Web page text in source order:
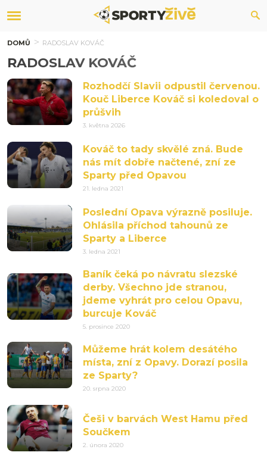
DOMŮ RADOSLAV KOVÁČ
RADOSLAV KOVÁČ
Rozhodčí Slavii odpustil červenou.
Kouč Liberce Kováč si koledoval o
průšvih
3. května 2026
Kováč to tady skvělé zná. Bude
nás mít dobře načtené, zní ze
Sparty před Opavou
21. ledna 2021
Poslední Opava výrazně posiluje.
Ohlásila příchod tahounů ze
Sparty a Liberce
3. ledna 2021
Baník čeká po návratu slezské
derby. Všechno jde stranou,
jdeme vyhrát pro celou Opavu,
burcuje Kováč
5. prosince 2020
Můžeme hrát kolem desátého
místa, zní z Opavy. Dorazí posila
ze Sparty?
20. srpna 2020
Češi v barvách West Hamu před
Součkem
2. února 2020